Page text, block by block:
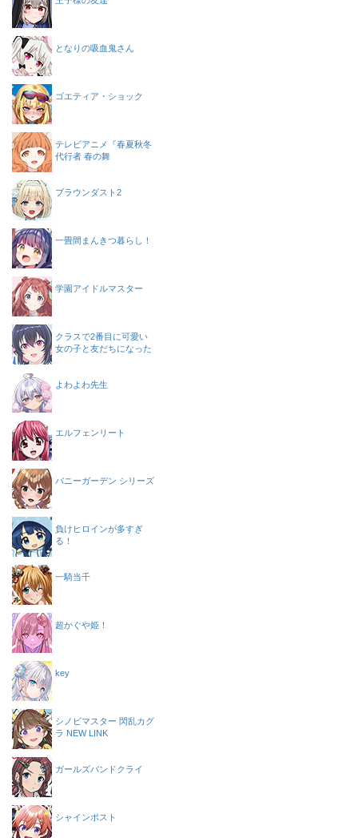
となりの吸血鬼さん
ゴエティア・ショック
テレビアニメ『春夏秋冬
代行者 春の舞
ブラウンダスト2
一畳間まんきつ暮らし！
学園アイドルマスター
クラスで2番目に可愛い
女の子と友だちになった
よわよわ先生
エルフェンリート
バニーガーデン シリーズ
負けヒロインが多すぎ
る！
一騎当千
超かぐや姫！
key
シノビマスター 閃乱カグ
ラ NEW LINK
ガールズバンドクライ
シャインポスト